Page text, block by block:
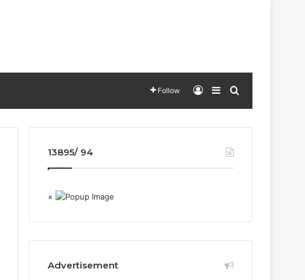
Follow Log InSidebarSearch for
13895/ 94
×
Advertisement